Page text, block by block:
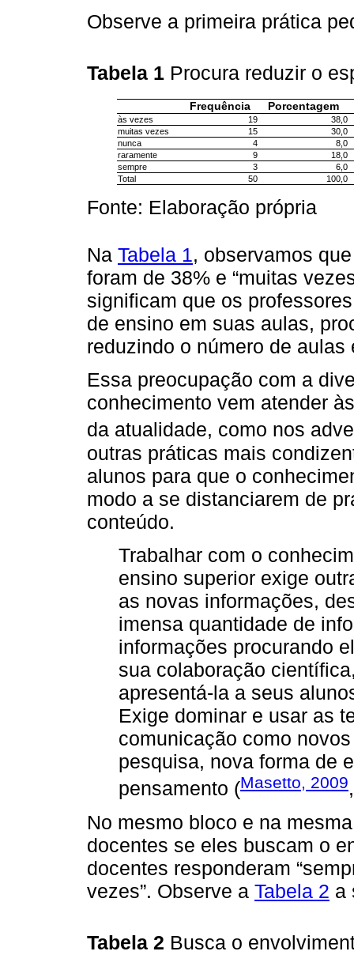
Observe a primeira prática
Tabela 1 Procura reduzir o
Frequência Porcentagem
às vezes 19
38,0
muitas vezes
15
30,0
nunca
4
8,0
raramente
9
18,0
sempre
3
6,0
Total
50 100,0
Fonte: Elaboração própria
Na Tabela 1, observamos
foram de 38% e “muitas
significam que os
de ensino em suas aulas,
reduzindo o número de
Essa preocupação com a
conhecimento vem atender
da atualidade, como nos
outras práticas mais
alunos para que o
modo a se distanciarem de
conteúdo.
Trabalhar com o
ensino superior exige
as novas informações,
imensa quantidade de
informações procurando
sua colaboração
apresentá-la a seus
Exige dominar e usar as
comunicação como
pesquisa, nova forma de
pensamento (Masetto, 2009
No mesmo bloco e na
docentes se eles buscam o
docentes responderam
vezes”. Observe a Tabela 2 a
Tabela 2 Busca o